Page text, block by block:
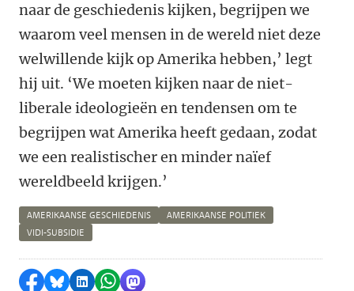
naar de geschiedenis kijken, begrijpen we
waarom veel mensen in de wereld niet deze
welwillende kijk op Amerika hebben,’ legt
hij uit. ‘We moeten kijken naar de niet-
liberale ideologieën en tendensen om te
begrijpen wat Amerika heeft gedaan, zodat
we een realistischer en minder naïef
wereldbeeld krijgen.’
AMERIKAANSE GESCHIEDENIS
AMERIKAANSE POLITIEK
VIDI-SUBSIDIE
Delen op Facebook
Delen via Bluesky
Delen op LinkedIn
Delen via WhatsApp
Delen via Mastodon